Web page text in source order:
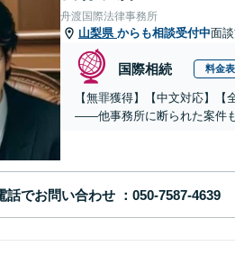
舟渡国際法律事務所
山梨県 からも相談受付中面
国際相続 料金
【無罪獲得】【中文対応】
——他事務所に断られた案件も
話でお問い合わせ